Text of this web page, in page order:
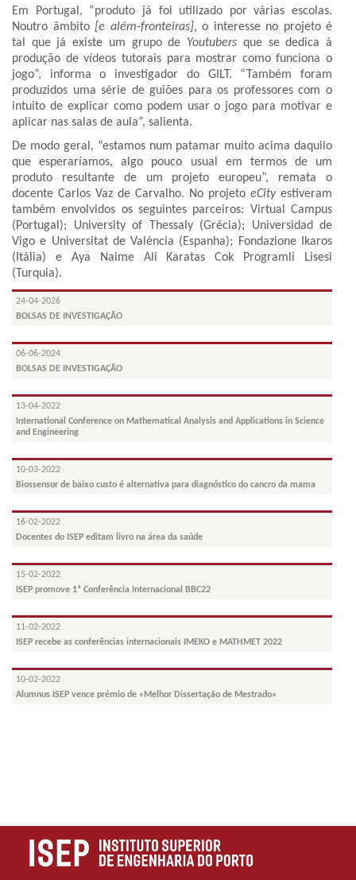
Em Portugal, “produto já foi utilizado por várias escolas.
Noutro âmbito [e além-fronteiras], o interesse no projeto é
tal que já existe um grupo de Youtubers que se dedica à
produção de vídeos tutorais para mostrar como funciona o
jogo”, informa o investigador do GILT. “Também foram
produzidos uma série de guiões para os professores com o
intuito de explicar como podem usar o jogo para motivar e
aplicar nas salas de aula”, salienta.
De modo geral, “estamos num patamar muito acima daquilo
que esperaríamos, algo pouco usual em termos de um
produto resultante de um projeto europeu”, remata o
docente Carlos Vaz de Carvalho. No projeto eCityestiveram
também envolvidos os seguintes parceiros: Virtual Campus
(Portugal); University of Thessaly (Grécia); Universidad de
Vigo e Universitat de València (Espanha); Fondazione Ikaros
(Itália) e Aya Naime Ali Karatas Cok Programli Lisesi
(Turquia).
24-04-2026
BOLSAS DE INVESTIGAÇÃO
06-06-2024
BOLSAS DE INVESTIGAÇÃO
13-04-2022
International Conference on Mathematical Analysis and Applications in Science
and Engineering
10-03-2022
Biossensor de baixo custo é alternativa para diagnóstico do cancro da mama
16-02-2022
Docentes do ISEP editam livro na área da saúde
15-02-2022
ISEP promove 1ª Conferência Internacional BBC22
11-02-2022
ISEP recebe as conferências internacionais IMEKO e MATHMET 2022
10-02-2022
Alumnus ISEP vence prémio de «Melhor Dissertação de Mestrado»